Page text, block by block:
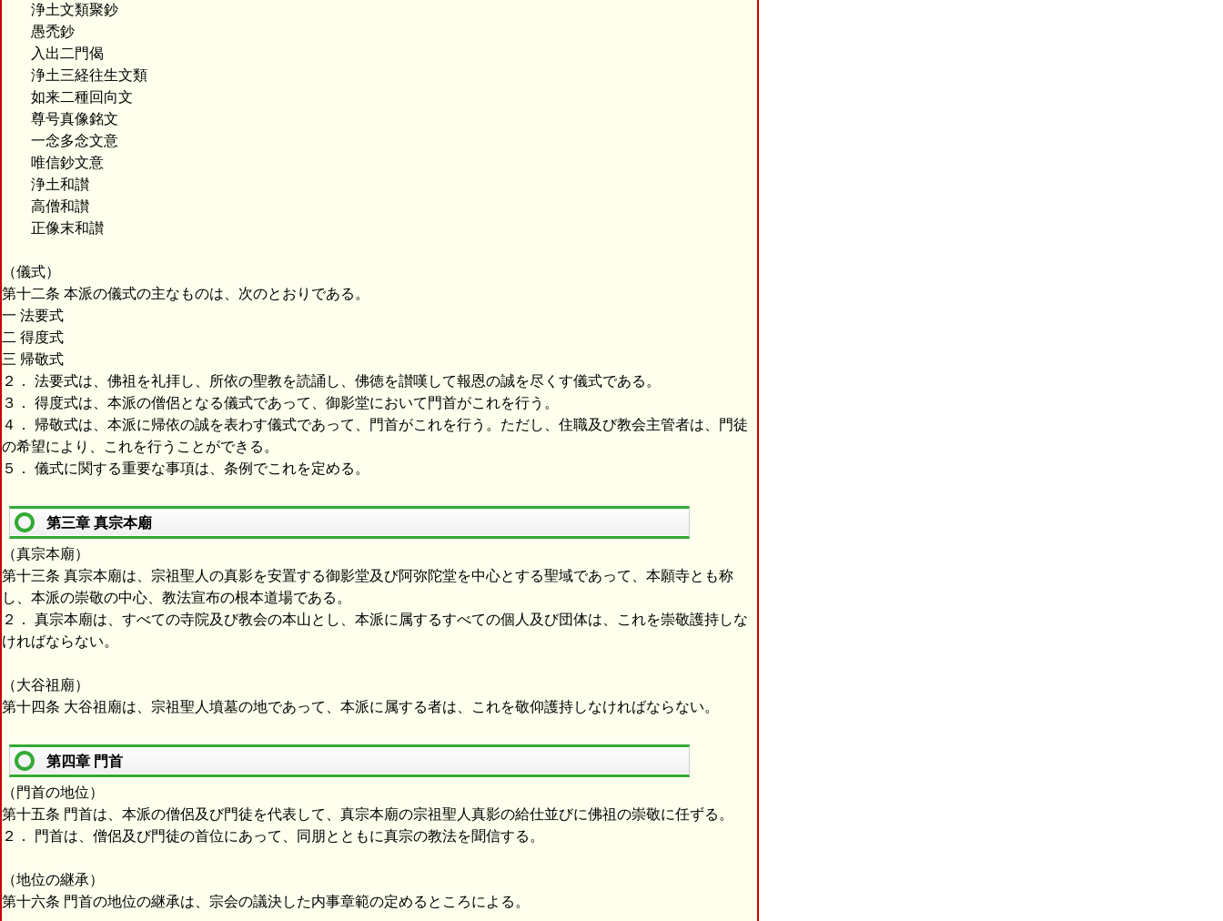
浄土文類聚鈔
愚禿鈔
入出二門偈
浄土三経往生文類
如来二種回向文
尊号真像銘文
一念多念文意
唯信鈔文意
浄土和讃
高僧和讃
正像末和讃
（儀式）
第十二条 本派の儀式の主なものは、次のとおりである。
一 法要式
二 得度式
三 帰敬式
２． 法要式は、佛祖を礼拝し、所依の聖教を読誦し、佛徳を讃嘆して報恩の誠を尽くす儀式である。
３． 得度式は、本派の僧侶となる儀式であって、御影堂において門首がこれを行う。
４． 帰敬式は、本派に帰依の誠を表わす儀式であって、門首がこれを行う。ただし、住職及び教会主管者は、門徒
の希望により、これを行うことができる。
５． 儀式に関する重要な事項は、条例でこれを定める。
第三章 真宗本廟
（真宗本廟）
第十三条 真宗本廟は、宗祖聖人の真影を安置する御影堂及び阿弥陀堂を中心とする聖域であって、本願寺とも称
し、本派の崇敬の中心、教法宣布の根本道場である。
２． 真宗本廟は、すべての寺院及び教会の本山とし、本派に属するすべての個人及び団体は、これを崇敬護持しな
ければならない。
（大谷祖廟）
第十四条 大谷祖廟は、宗祖聖人墳墓の地であって、本派に属する者は、これを敬仰護持しなければならない。
第四章 門首
（門首の地位）
第十五条 門首は、本派の僧侶及び門徒を代表して、真宗本廟の宗祖聖人真影の給仕並びに佛祖の崇敬に任ずる。
２． 門首は、僧侶及び門徒の首位にあって、同朋とともに真宗の教法を聞信する。
（地位の継承）
第十六条 門首の地位の継承は、宗会の議決した内事章範の定めるところによる。